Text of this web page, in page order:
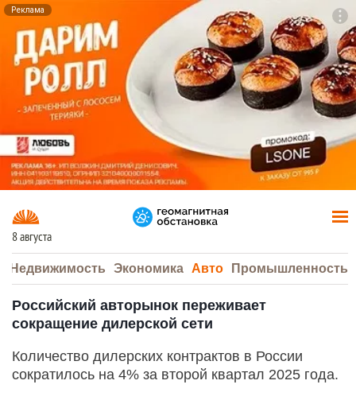
Реклама
8 августа
Недвижимость Экономика Авто Промышленность
Российский авторынок переживает
сокращение дилерской сети
Количество дилерских контрактов в России
сократилось на 4% за второй квартал 2025 года.